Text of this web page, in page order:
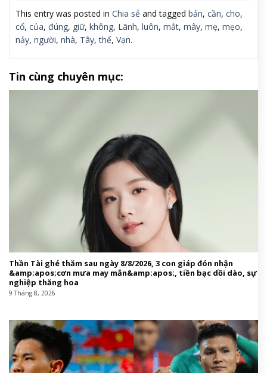
This entry was posted in Chia sẻ and tagged bản, cần, cho,
cổ, của, đúng, giữ, không, Lãnh, luôn, mắt, mây, mẹ, mẹo,
nảy, người, nhà, Tây,thể, Vạn.
Tin cùng chuyên mục:
Thần Tài ghé thăm sau ngày 8/8/2026, 3 con giáp đón nhận
&amp;apos;cơn mưa may mắn&amp;apos;, tiền bạc dồi dào, sự
nghiệp thăng hoa
9 Tháng 8, 2026